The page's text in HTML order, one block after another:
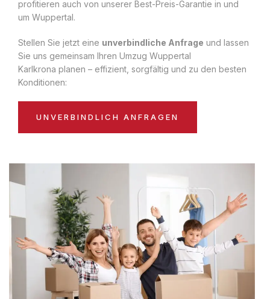
profitieren auch von unserer Best-Preis-Garantie in und
um Wuppertal.
Stellen Sie jetzt eine unverbindliche Anfrage und lassen
Sie uns gemeinsam Ihren Umzug Wuppertal
Karlkrona planen – effizient, sorgfältig und zu den besten
Konditionen:
UNVERBINDLICH ANFRAGEN